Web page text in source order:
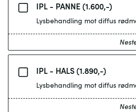
IPL - PANNE (1.600,-)
Lysbehandling mot diffus
IPL - HALS (1.890,-)
Lysbehandling mot diffus